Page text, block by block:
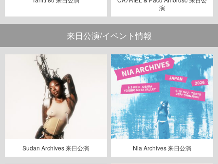
演
来日公演/イベント情報
Sudan Archives 来日公演 Nia Archives 来日公演